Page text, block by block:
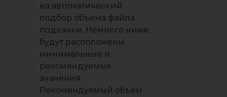
на автоматический
подбор объема файла
подкачки. Немного ниже
будут расположены
минимальные и
рекомендуемые
значения.
Рекомендуемый объем